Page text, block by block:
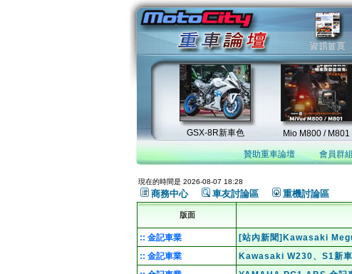
贊助重車論壇 會員群
現在的時間是 2026-08-07 18:28
商務中心 車友討論區 重機討論區
版面
:: 金記車業 [站內新聞]Kawasaki
:: 金記車業 Kawasaki W230、S1新